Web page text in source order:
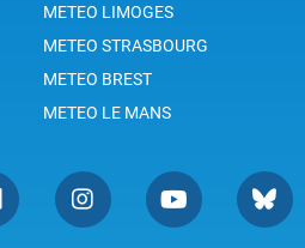
METEO LIMOGES
METEO STRASBOURG
METEO BREST
METEO LE MANS